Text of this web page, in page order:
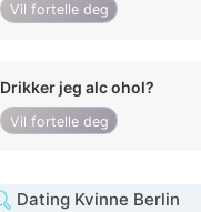
Vil fortelle deg
Drikker jeg alc ohol?
Vil fortelle deg
Dating Kvinne Berlin